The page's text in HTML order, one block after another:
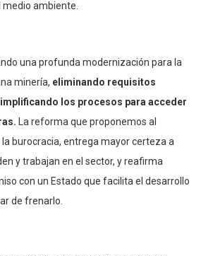
ambiente.
una profunda modernización para la
minería, eliminando requisitos
los procesos para acceder
La reforma que proponemos al
burocracia, entrega mayor certeza a
y trabajan en el sector, y reafirma
con un Estado que facilita el desarrollo
de frenarlo.